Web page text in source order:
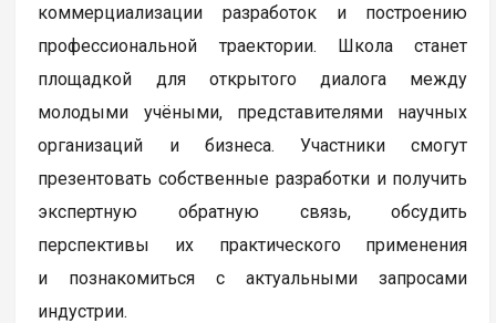
коммерциализации разработок и построению
профессиональной траектории. Школа станет
площадкой для открытого диалога между
молодыми учёными, представителями научных
организаций и бизнеса. Участники смогут
презентовать собственные разработки и получить
экспертную обратную связь, обсудить
перспективы их практического применения
и познакомиться с актуальными запросами
индустрии.